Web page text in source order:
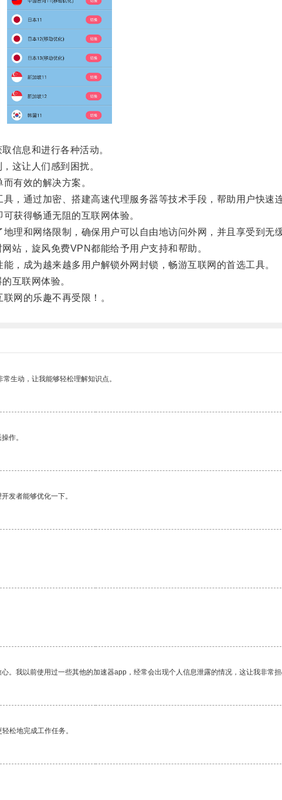
信息和进行各种活动。
这让人们感到困扰。
有效的解决方案。
通过加密、搭建高速代理服务器等技术手段，帮助用户快速
获得畅通无阻的互联网体验。
和网络限制，确保用户可以自由地访问外网，并且享受到无
，旋风免费VPN都能给予用户支持和帮助。
成为越来越多用户解锁外网封锁，畅游互联网的首选工具。
互联网体验。
网的乐趣不再受限！。
生动，让我能够轻松理解知识点。
作。
发者能够优化一下。
我以前使用过一些其他的加速器app，经常会出现个人信息泄露的情况，这让我非常担
松地完成工作任务。